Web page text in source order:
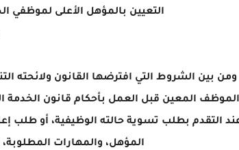
التعيين بالمؤهل الأعلى لموظفي
التقدم بطلب تسوية حالته الوظيفية، أو طلب
المؤهل، والمهارات